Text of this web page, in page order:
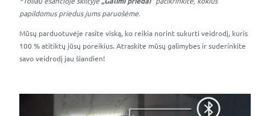
papildomus priedus jums paruošėme.
Mūsų parduotuvėje rasite viską, ko reikia norint sukurti veidrodį, kuris
100 % atitiktų jūsų poreikius. Atraskite mūsų galimybes ir suderinkite
savo veidrodį jau šiandien!